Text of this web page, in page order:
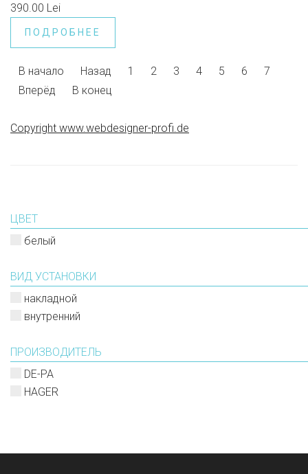
390.00 Lei
ПОДРОБНЕЕ
В начало Назад 1 2 3 4 5 6
7
Вперёд
В конец
Copyright www.webdesigner-profi.de
ЦВЕТ
белый
ВИД УСТАНОВКИ
накладной
внутренний
ПРОИЗВОДИТЕЛЬ
DE-PA
HAGER